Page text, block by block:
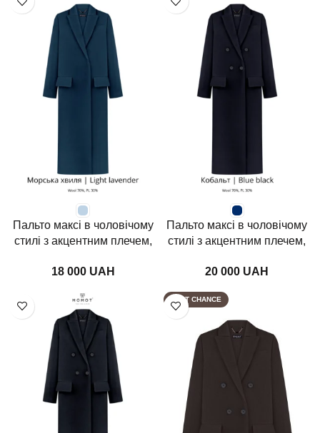
Пальто максі в чоловічому
стилі з акцентним плечем,
UAH
Пальто максі в чоловічому
стилі з акцентним плечем,
UAH
LAST CHANCE